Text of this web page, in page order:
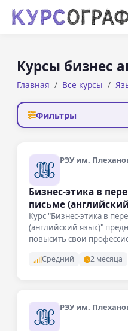
Курсы бизнес
Главная Все курсы
Фильтры
РЭУ им.
Бизнес-этика в
письме
Курс "Бизнес-этика в
(английский язык)"
повысить свои
Средний 2 месяца
РЭУ им.